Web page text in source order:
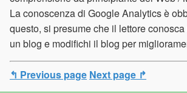
La conoscenza di Google Analytics è
questo, si presume che il lettore
un blog e modifichi il blog per
↰ Previous page Next page ↱